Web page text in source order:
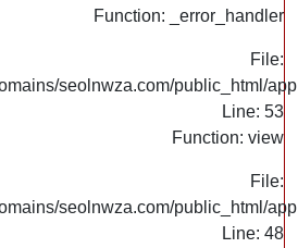
Function: _error_handler
File:
seolnwza.com/public_html/
Line: 53
Function: view
File:
seolnwza.com/public_html/
Line: 48